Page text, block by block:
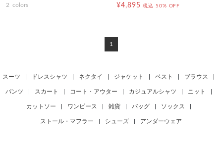
2 colors
¥4,895 税込 50% OFF
1
スーツ ドレスシャツ ネクタイ ジャケット ベスト ブラウス
パンツ スカート コート・アウター カジュアルシャツ ニット
カットソー ワンピース 雑貨 バッグ ソックス
ストール・マフラー シューズ アンダーウェア